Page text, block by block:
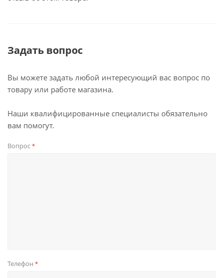
Задать вопрос
Вы можете задать любой интересующий вас вопрос по
товару или работе магазина.
Наши квалифицированные специалисты обязательно
вам помогут.
Вопрос*
Телефон *